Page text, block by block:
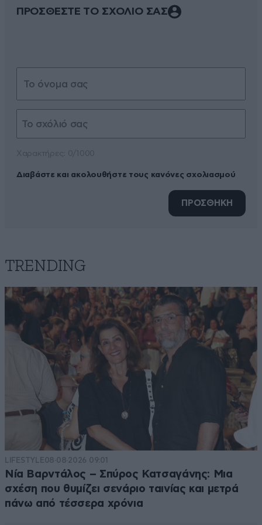
ΠΡΟΣΘΕΣΤΕ ΤΟ ΣΧΟΛΙΟ ΣΑΣ
Διαβάστε και ακολουθήστε τους κανόνες σχολιασμού
ΠΡΟΣΘΗΚΗ
TRENDING
LIFESTYLE08·08·2026 09:01
Νία Βαρντάλος – Σπύρος Κατσαγάνης: Μια
σχέση που θυμίζει σενάριο ταινίας και μετρά
πάνω από τέσσερα χρόνια